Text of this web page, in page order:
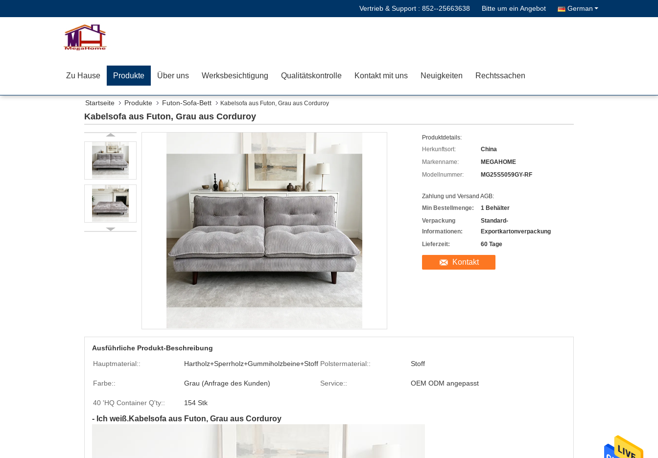
Vertrieb & Support : 852--25663638 Bitte um ein Angebot German
Zu Hause Produkte Über uns Werksbesichtigung Qualitätskontrolle Kontakt mit uns Neuigkeiten Rechtssachen
Startseite Produkte Futon-Sofa-Bett Kabelsofa aus Futon, Grau aus Corduroy
Kabelsofa aus Futon, Grau aus Corduroy
Produktdetails:
Herkunftsort:
China
Markenname:
MEGAHOME
Modellnummer:
MG25S5059GY-RF
Zahlung und Versand AGB:
Min Bestellmenge:
1 Behälter
Verpackung
Informationen:
Standard-
Exportkartonverpackung
Lieferzeit:
60 Tage
Kontakt
Ausführliche Produkt-Beschreibung
Hauptmaterial::
Hartholz+Sperrholz+Gummiholzbeine+Stoff Polstermaterial:: Stoff
Farbe:: Grau (Anfrage des Kunden) Service:: OEM ODM angepasst
40 'HQ Container Q'ty:: 154 Stk
- Ich weiß.Kabelsofa aus Futon, Grau aus Corduroy